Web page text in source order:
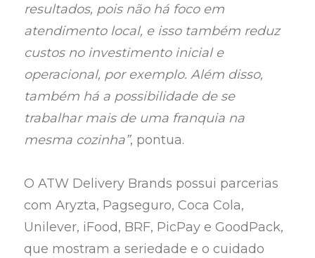
resultados, pois não há foco em
atendimento local, e isso também reduz
custos no investimento inicial e
operacional, por exemplo. Além disso,
também há a possibilidade de se
trabalhar mais de uma franquia na
mesma cozinha”, pontua.
O ATW Delivery Brands possui parcerias
com Aryzta, Pagseguro, Coca Cola,
Unilever, iFood, BRF, PicPay e GoodPack,
que mostram a seriedade e o cuidado